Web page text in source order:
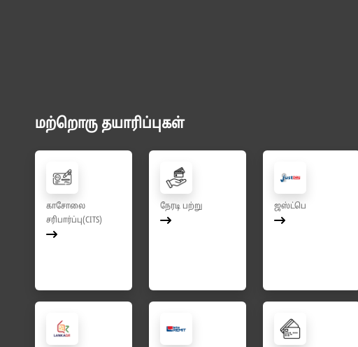
மற்றொரு தயாரிப்புகள்
காசோலை
சரிபார்ப்பு(CITS)
நேரடி பற்று ஜஸ்ட்பெ